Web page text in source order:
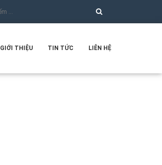
GIỚI THIỆU TIN TỨC LIÊN HỆ